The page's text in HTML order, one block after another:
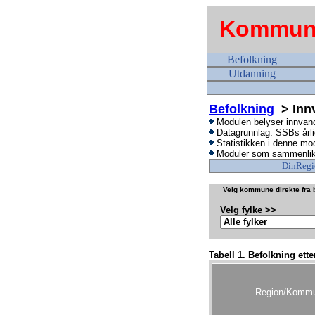
Befolkning
Utdanning
Befolkning >
Modulen belyser
Datagrunnlag: SSBs
Statistikken i denne
Moduler som
Velg kommune direkte fra
Velg fylke >>
Tabell 1. Befolkning
Region/